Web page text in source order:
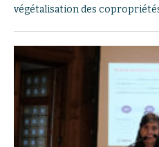
végétalisation des